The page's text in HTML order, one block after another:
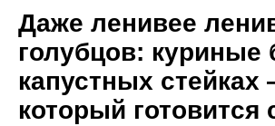
Даже ленивее
голубцов: куриные
капустных
который готовится